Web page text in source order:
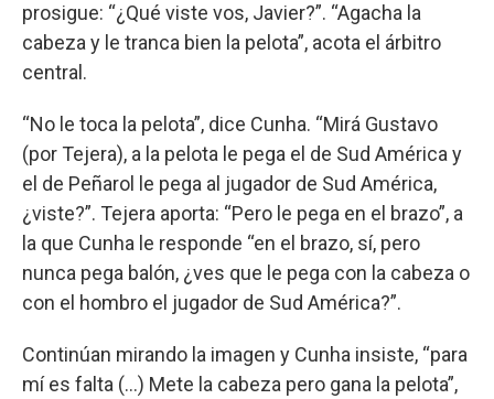
prosigue: “¿Qué viste vos, Javier?”. “Agacha la
cabeza y le tranca bien la pelota”, acota el árbitro
central.
“No le toca la pelota”, dice Cunha. “Mirá Gustavo
(por Tejera), a la pelota le pega el de Sud América y
el de Peñarol le pega al jugador de Sud América,
¿viste?”. Tejera aporta: “Pero le pega en el brazo”, a
la que Cunha le responde “en el brazo, sí, pero
nunca pega balón, ¿ves que le pega con la cabeza o
con el hombro el jugador de Sud América?”.
Continúan mirando la imagen y Cunha insiste, “para
mí es falta (…) Mete la cabeza pero gana la pelota”,